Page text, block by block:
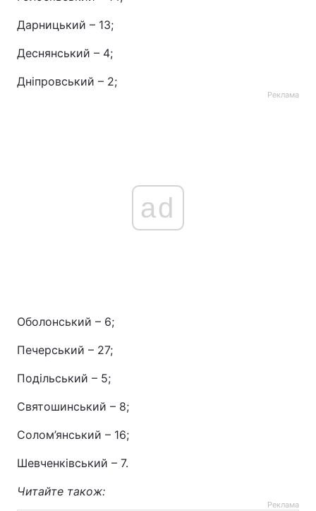
Дарницький – 13;
Деснянський – 4;
Дніпровський – 2;
Реклама
ad
Оболонський – 6;
Печерський – 27;
Подільський – 5;
Святошинський – 8;
Солом’янський – 16;
Шевченківський – 7.
Читайте також:
Реклама